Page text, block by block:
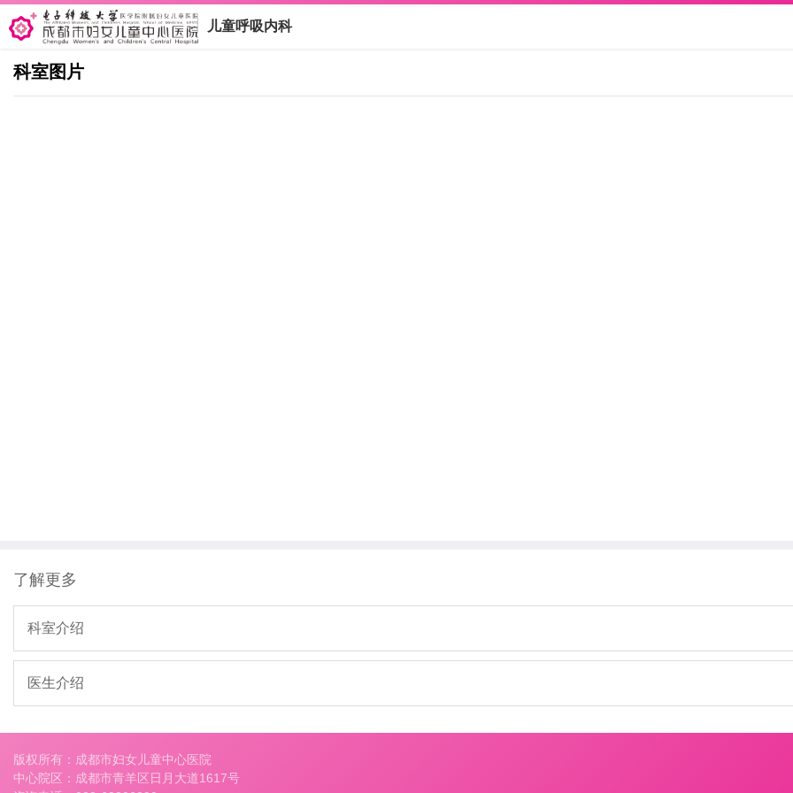
儿童呼吸内科
科室图片
了解更多
科室介绍
医生介绍
版权所有：成都市妇女儿童中心医院
中心院区：成都市青羊区日月大道1617号